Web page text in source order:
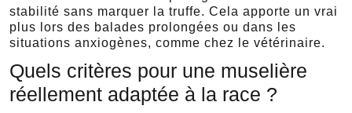
stabilité sans marquer la truffe. Cela apporte un vrai
plus lors des balades prolongées ou dans les
situations anxiogènes, comme chez le vétérinaire.
Quels critères pour une muselière
réellement adaptée à la race ?